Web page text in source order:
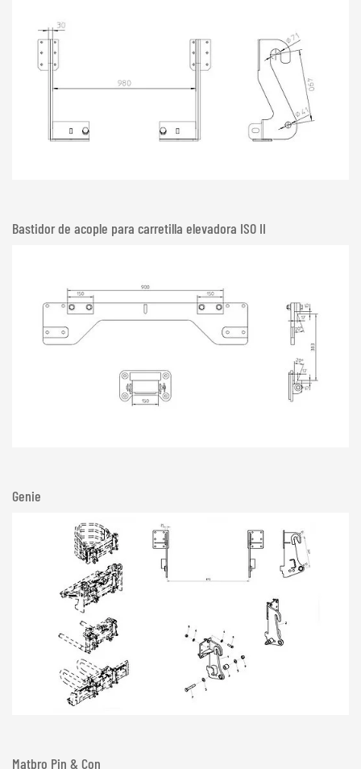
Bastidor de acople para carretilla elevadora ISO II
Genie
Matbro Pin & Con